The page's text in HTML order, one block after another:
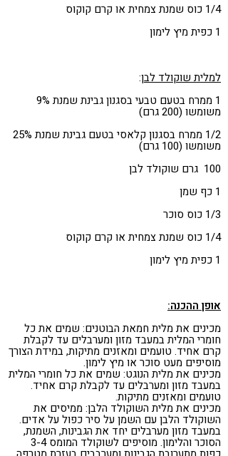
1/4 כוס שמנת צמחית או קרם קוקוס
1 כפית מיץ לימון
למלית שוקולד לבן:
1 ממרח בטעם טבעי בסגנון גבינת שמנת 9%
משומשו (200 גרם)
1/2 ממרח בסגנון קלאסי בטעם גבינת שמנת 25%
משומשו (100 גרם)
100 גרם שוקולד לבן
1 כף שמן
1/3 כוס סוכר
1/4 כוס שמנת צמחית או קרם קוקוס
1 כפית מיץ לימון
אופן ההכנה:
מכינים את מלית חמאת הבוטנים: שמים את כל
חומרי המלית במעבד מזון ומערבלים עד לקבלת
קרם אחיד. טועמים ומאזנים מתיקות, במידת הצורך
מוסיפים מעט סוכר או מיץ לימון.
מכינים את מלית הנוגט: שמים את כל חומרי המלית
במעבד מזון ומערבלים עד לקבלת קרם אחיד.
טועמים ומאזנים מתיקות.
מכינים את מלית השוקולד הלבן: ממיסים את
השוקולד הלבן עם השמן על סיר כפול על אדים.
במעבד מזון מערבלים יחד את הגבינות, השמנת,
הסוכר והלימון. מוסיפים לשוקולד המומס 3-4